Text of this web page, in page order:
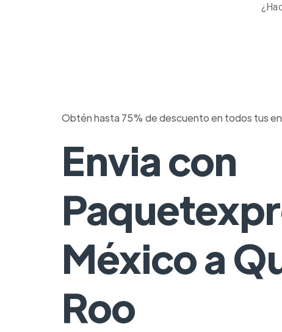
Obtén hasta 75% de descuento en todos tus
Envia con
México a
Roo